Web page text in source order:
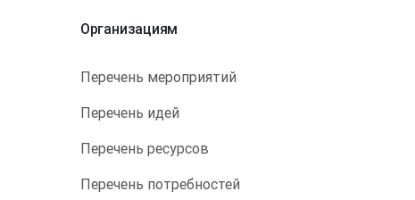
Организациям
Перечень мероприятий
Перечень идей
Перечень ресурсов
Перечень потребностей